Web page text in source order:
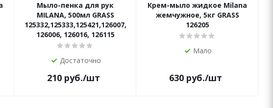
Мыло-пенка для рук
MILANA, 500мл GRASS
125332,125333,125421,126007,
126006, 126016, 126115
Достаточно
210 руб./шт
Крем-мыло жидкое Milana
жемчужное, 5кг GRASS
126205
Мало
630 руб./шт